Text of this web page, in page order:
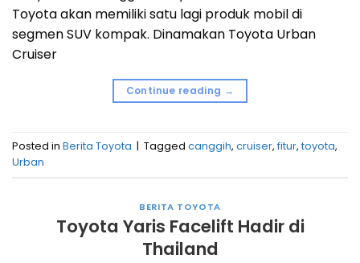
Toyota akan memiliki satu lagi produk mobil di
segmen SUV kompak. Dinamakan Toyota Urban
Cruiser
Continue reading →
Posted in Berita Toyota | Tagged canggih, cruiser, fitur, toyota,
Urban
BERITA TOYOTA
Toyota Yaris Facelift Hadir di
Thailand